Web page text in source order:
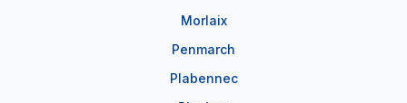
Morlaix
Penmarch
Plabennec